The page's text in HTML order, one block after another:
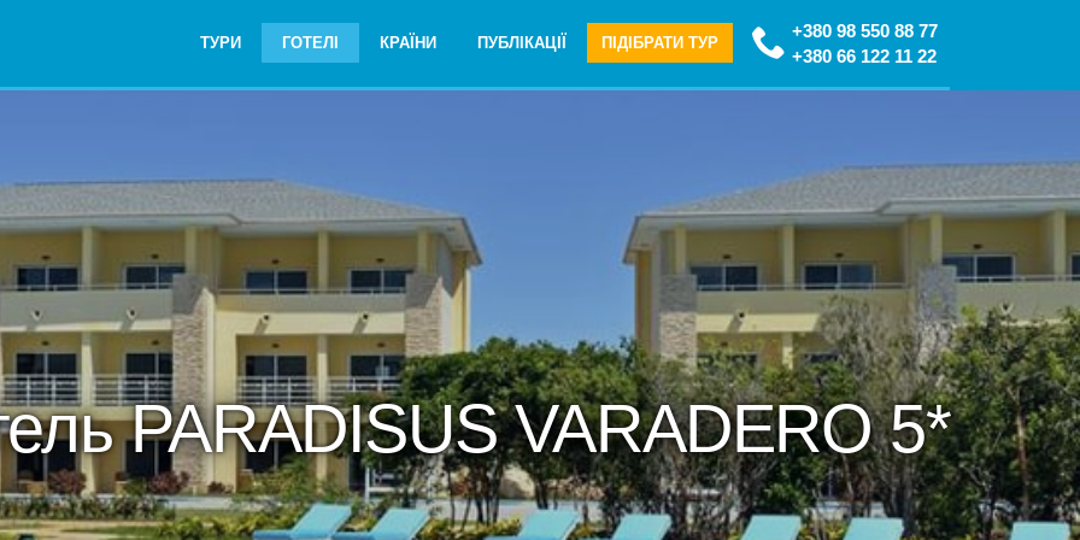
+380 98 550 88 77
+380 66 122 11 22
ТУРИ ГОТЕЛІ КРАЇНИ ПУБЛІКАЦІЇ ПІДІБРАТИ ТУР
PARADISUS VARADERO 5*